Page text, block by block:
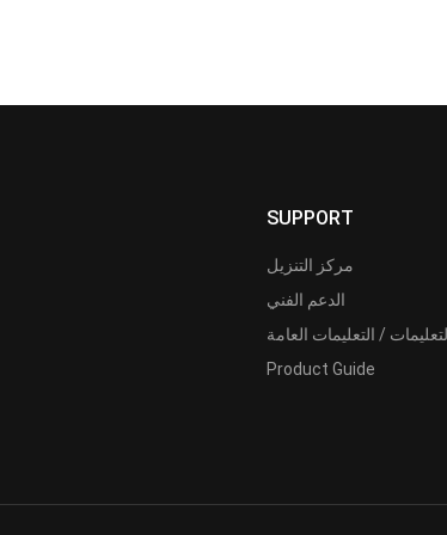
SUPPORT
مركز التنزيل
الدعم الفني
/ التعليمات العامة
Product Guide